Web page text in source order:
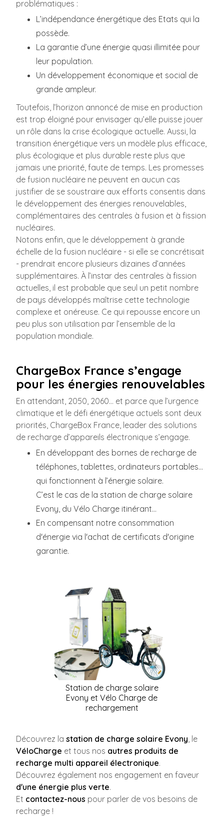
problématiques :
L’indépendance énergétique des Etats qui la
possède.
La garantie d’une énergie quasi illimitée pour
leur population.
Un développement économique et social de
grande ampleur.
Toutefois, l’horizon annoncé de mise en production
est trop éloigné pour envisager qu’elle puisse jouer
un rôle dans la crise écologique actuelle. Aussi, la
transition énergétique vers un modèle plus efficace,
plus écologique et plus durable reste plus que
jamais une priorité, faute de temps. Les promesses
de fusion nucléaire ne peuvent en aucun cas
justifier de se soustraire aux efforts consentis dans
le développement des énergies renouvelables,
complémentaires des centrales à fusion et à fission
nucléaires.
Notons enfin, que le développement à grande
échelle de la fusion nucléaire - si elle se concrétisait
- prendrait encore plusieurs dizaines d’années
supplémentaires. À l’instar des centrales à fission
actuelles, il est probable que seul un petit nombre
de pays développés maîtrise cette technologie
complexe et onéreuse. Ce qui repousse encore un
peu plus son utilisation par l’ensemble de la
population mondiale.
ChargeBox France s’engage
pour les énergies renouvelables
En attendant, 2050, 2060… et parce que l’urgence
climatique et le défi énergétique actuels sont deux
priorités, ChargeBox France, leader des solutions
de recharge d’appareils électronique s’engage.
En développant des bornes de recharge de
téléphones, tablettes, ordinateurs portables…
qui fonctionnent à l’énergie solaire.
C’est le cas de la station de charge solaire
Evony, du Vélo Charge itinérant…
En compensant notre consommation
d'énergie via l'achat de certificats d'origine
garantie.
Station de charge solaire
Evony et Vélo Charge de
rechargement
Découvrez la station de charge solaire Evony, le
VéloCharge et tous nos autres produits de
recharge multi appareil électronique.
Découvrez également nos engagement en faveur
d'une énergie plus verte.
Et contactez-nous pour parler de vos besoins de
recharge !